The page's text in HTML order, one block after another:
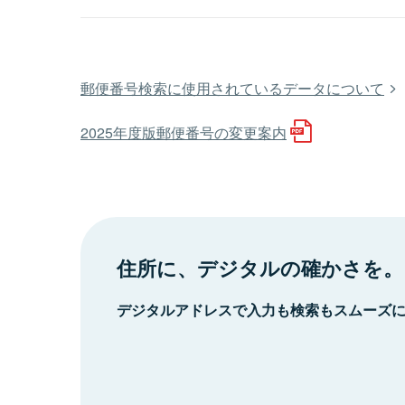
郵便番号検索に使用されているデータについて
2025年度版郵便番号の変更案内
住所に、デジタルの確かさを。
デジタルアドレスで入力も検索もスムーズ